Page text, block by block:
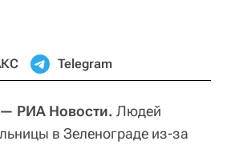
Telegram
РИА Новости. Людей
в Зеленограде из-за